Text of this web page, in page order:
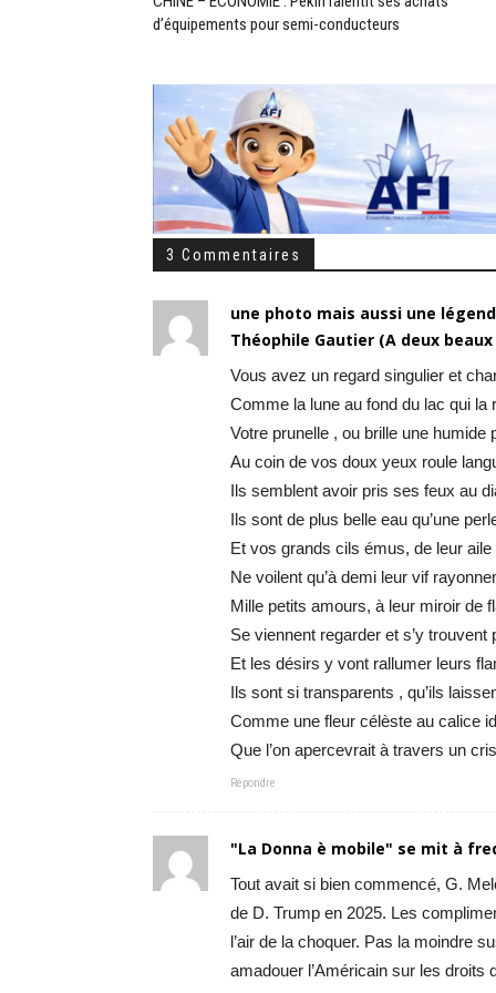
d’équipements pour semi-conducteurs
3 Commentaires
une photo mais aussi une
Théophile Gautier (A deux
Vous avez un regard singulier et
Comme la lune au fond du lac qui la
Votre prunelle , ou brille une humide
Au coin de vos doux yeux roule
Ils semblent avoir pris ses feux au
Ils sont de plus belle eau qu’une
Et vos grands cils émus, de leur aile
Ne voilent qu’à demi leur vif
Mille petits amours, à leur miroir de
Se viennent regarder et s’y trouvent
Et les désirs y vont rallumer leurs
Ils sont si transparents , qu’ils
Comme une fleur célèste au calice
Que l’on apercevrait à travers un
Répondre
"La Donna è mobile" se mit à
Tout avait si bien commencé, G.
de D. Trump en 2025. Les
l’air de la choquer. Pas la moindre
amadouer l’Américain sur les droits